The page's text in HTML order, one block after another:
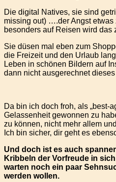
Die digital Natives, sie sind
missing out) ….der Angst etwas
besonders auf Reisen wird das
Sie düsen mal eben zum
die Freizeit und den Urlaub
Leben in schönen Bildern auf
dann nicht ausgerechnet
Da bin ich doch froh, als „best-
Gelassenheit gewonnen zu
zu können, nicht mehr allem
Ich bin sicher, dir geht es
Und doch ist es auch
Kribbeln der Vorfreude in
warten noch ein paar
werden wollen.